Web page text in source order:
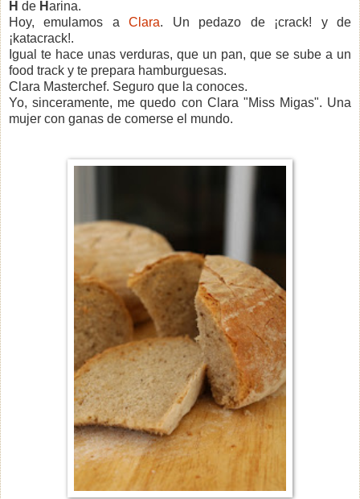
H de Harina.
Hoy, emulamos aClara. Un pedazo de ¡crack! y de
¡katacrack!.
Igual te hace unas verduras, que un pan, que se sube a un
food track y te prepara hamburguesas.
Clara Masterchef. Seguro que la conoces.
Yo, sinceramente, me quedo con Clara "Miss Migas". Una
mujer con ganas de comerse el mundo.